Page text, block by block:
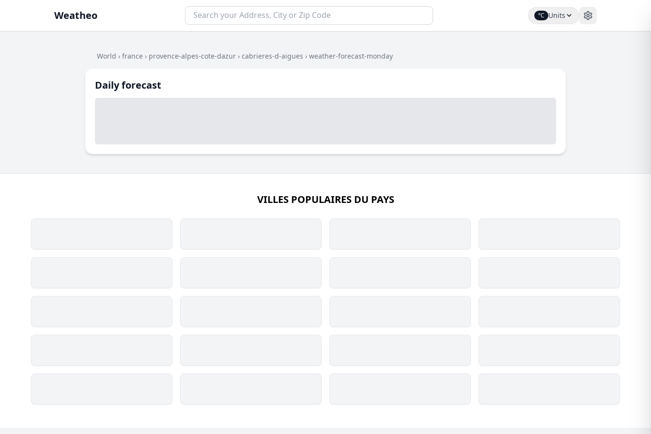
Weatheo °C Units
World › france › provence-alpes-cote-dazur › cabrieres-d-aigues › weather-forecast-monday
Daily forecast
VILLES POPULAIRES DU PAYS